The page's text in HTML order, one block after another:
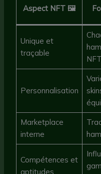
Aspect NFT 🖼️
Unique et
traçable
Personnalisation
Marketplace
interne
Compétences et
aptitudes